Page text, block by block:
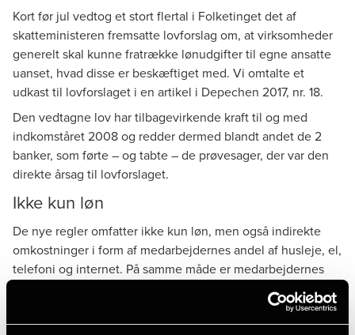
Kort før jul vedtog et stort flertal i Folketinget det af
skatteministeren fremsatte lovforslag om, at virksomheder
generelt skal kunne fratrække lønudgifter til egne ansatte
uanset, hvad disse er beskæftiget med. Vi omtalte et
udkast til lovforslaget i en artikel i Depechen 2017, nr. 18.
Den vedtagne lov har tilbagevirkende kraft til og med
indkomståret 2008 og redder dermed blandt andet de 2
banker, som førte – og tabte – de prøvesager, der var den
direkte årsag til lovforslaget.
Ikke kun løn
De nye regler omfatter ikke kun løn, men også indirekte
omkostninger i form af medarbejdernes andel af husleje, el,
telefoni og internet. På samme måde er medarbejdernes
rejseudgifter fx til undersøgelse af nye markeder omfattet,
hvilket faktisk er udtryk for en udvidelse af fradragsretten i
forhold til de tidligere regler.